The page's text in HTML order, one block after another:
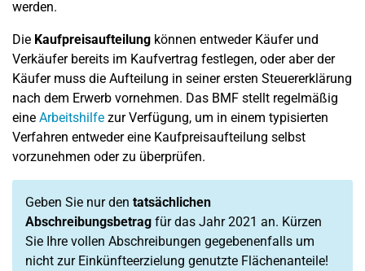
werden.
Die Kaufpreisaufteilung können entweder Käufer und
Verkäufer bereits im Kaufvertrag festlegen, oder aber der
Käufer muss die Aufteilung in seiner ersten Steuererklärung
nach dem Erwerb vornehmen. Das BMF stellt regelmäßig
eine Arbeitshilfe zur Verfügung, um in einem typisierten
Verfahren entweder eine Kaufpreisaufteilung selbst
vorzunehmen oder zu überprüfen.
Geben Sie nur den tatsächlichen
Abschreibungsbetrag für das Jahr 2021 an. Kürzen
Sie Ihre vollen Abschreibungen gegebenenfalls um
nicht zur Einkünfteerzielung genutzte Flächenanteile!